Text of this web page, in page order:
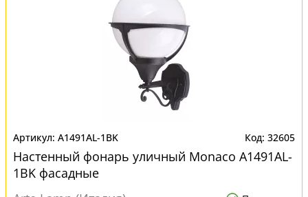
A1491AL-1BK 32605
Настенный фонарь уличный Monaco A1491AL-
1BK фасадные